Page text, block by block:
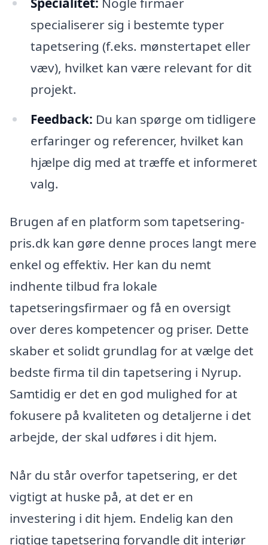
specialiserer sig i bestemte typer
tapetsering (f.eks. mønstertapet eller
væv), hvilket kan være relevant for dit
projekt.
Feedback: Du kan spørge om tidligere
erfaringer og referencer, hvilket kan
hjælpe dig med at træffe et informeret
valg.
Brugen af en platform som tapetsering-
pris.dk kan gøre denne proces langt mere
enkel og effektiv. Her kan du nemt
indhente tilbud fra lokale
tapetseringsfirmaer og få en oversigt
over deres kompetencer og priser. Dette
skaber et solidt grundlag for at vælge det
bedste firma til din tapetsering i Nyrup.
Samtidig er det en god mulighed for at
fokusere på kvaliteten og detaljerne i det
arbejde, der skal udføres i dit hjem.
Når du står overfor tapetsering, er det
vigtigt at huske på, at det er en
investering i dit hjem. Endelig kan den
rigtige tapetsering forvandle dit interiør